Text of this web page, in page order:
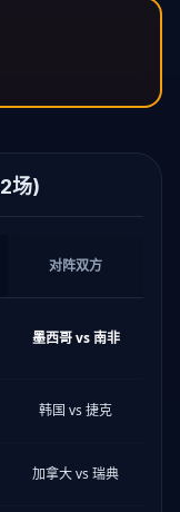
场)
对阵双方
墨西哥 vs 南非
韩国 vs 捷克
加拿大 vs 瑞典